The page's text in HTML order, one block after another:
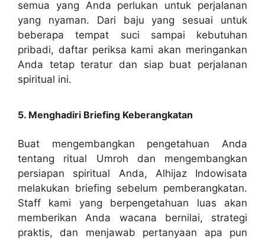
semua yang Anda perlukan untuk perjalanan
yang nyaman. Dari baju yang sesuai untuk
beberapa tempat suci sampai kebutuhan
pribadi, daftar periksa kami akan meringankan
Anda tetap teratur dan siap buat perjalanan
spiritual ini.
5. Menghadiri Briefing Keberangkatan
Buat mengembangkan pengetahuan Anda
tentang ritual Umroh dan mengembangkan
persiapan spiritual Anda, Alhijaz Indowisata
melakukan briefing sebelum pemberangkatan.
Staff kami yang berpengetahuan luas akan
memberikan Anda wacana bernilai, strategi
praktis, dan menjawab pertanyaan apa pun